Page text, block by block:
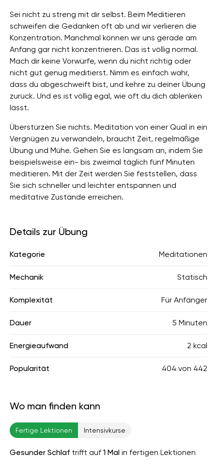
Sei nicht zu streng mit dir selbst. Beim Meditieren
schweifen die Gedanken oft ab und wir verlieren die
Konzentration. Manchmal können wir uns gerade am
Anfang gar nicht konzentrieren. Das ist völlig normal.
Mach dir keine Vorwürfe, wenn du nicht richtig oder
nicht gut genug meditierst. Nimm es einfach wahr,
dass du abgeschweift bist, und kehre zu deiner Übung
zurück. Und es ist völlig egal, wie oft du dich ablenken
lässt.
Überstürzen Sie nichts. Meditation von einer Qual in ein
Vergnügen zu verwandeln, braucht Zeit, regelmäßige
Übung und Mühe. Gehen Sie es langsam an, indem Sie
beispielsweise ein- bis zweimal täglich fünf Minuten
meditieren. Mit der Zeit werden Sie feststellen, dass
Sie sich schneller und leichter entspannen und
meditative Zustände erreichen.
Details zur Übung
Kategorie Meditationen
Mechanik Statisch
Komplexität Für Anfänger
Dauer 5 Minuten
Energieaufwand 2 kcal
Popularität 404 von 442
Wo man finden kann
Fertige Lektionen Intensivkurse
Gesunder Schlaf trifft auf 1 Mal in fertigen Lektionen